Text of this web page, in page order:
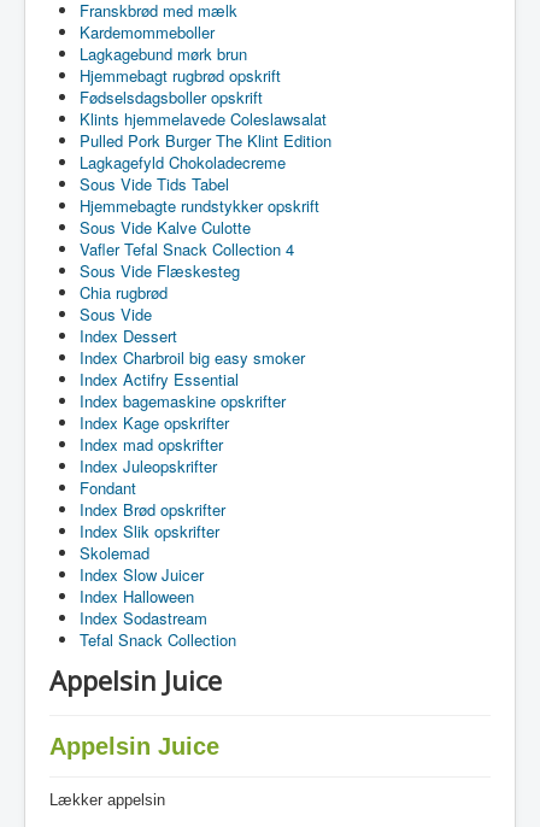
Franskbrød med mælk
Kardemommeboller
Lagkagebund mørk brun
Hjemmebagt rugbrød opskrift
Fødselsdagsboller opskrift
Klints hjemmelavede Coleslawsalat
Pulled Pork Burger The Klint Edition
Lagkagefyld Chokoladecreme
Sous Vide Tids Tabel
Hjemmebagte rundstykker opskrift
Sous Vide Kalve Culotte
Vafler Tefal Snack Collection 4
Sous Vide Flæskesteg
Chia rugbrød
Sous Vide
Index Dessert
Index Charbroil big easy smoker
Index Actifry Essential
Index bagemaskine opskrifter
Index Kage opskrifter
Index mad opskrifter
Index Juleopskrifter
Fondant
Index Brød opskrifter
Index Slik opskrifter
Skolemad
Index Slow Juicer
Index Halloween
Index Sodastream
Tefal Snack Collection
Appelsin Juice
Appelsin Juice
Lækker appelsin